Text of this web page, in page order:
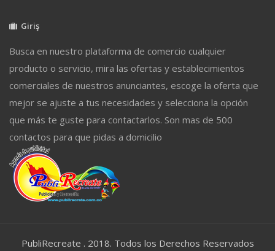
Giriş
Busca en nuestro plataforma de comercio cualquier
producto o servicio, mira las ofertas y establecimientos
comerciales de nuestros anunciantes, escoge la oferta que
mejor se ajuste a tus necesidades y selecciona la opción
que más te guste para contactarlos. Son mas de 500
contactos para que pidas a domicilio
PubliRecreate . 2018. Todos los Derechos Reservados